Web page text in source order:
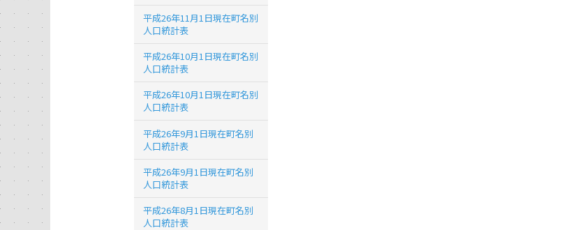
平成26年11月1日現在町名別
人口統計表
平成26年10月1日現在町名別
人口統計表
平成26年10月1日現在町名別
人口統計表
平成26年9月1日現在町名別
人口統計表
平成26年9月1日現在町名別
人口統計表
平成26年8月1日現在町名別
人口統計表